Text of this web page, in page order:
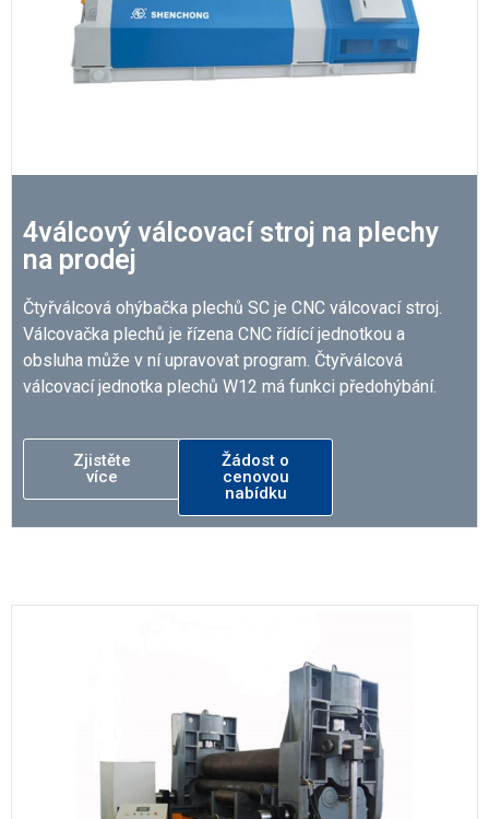
4válcový válcovací stroj na plechy
na prodej
Čtyřválcová ohýbačka plechů SC je CNC válcovací stroj.
Válcovačka plechů je řízena CNC řídící jednotkou a
obsluha může v ní upravovat program. Čtyřválcová
válcovací jednotka plechů W12 má funkci předohýbání.
Zjistěte
více
Žádost o
cenovou
nabídku